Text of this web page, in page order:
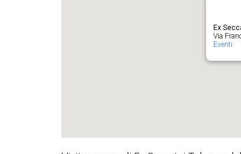
Ex
Via
Eventi